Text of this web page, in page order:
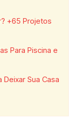
+65 Projetos
Para Piscina e
Sua Casa